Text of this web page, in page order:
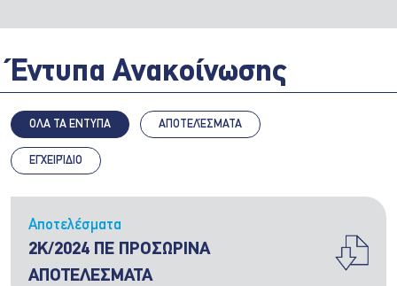
Έντυπα Ανακοίνωσης
ΟΛΑ ΤΑ ΕΝΤΥΠΑ ΑΠΟΤΕΛΈΣΜΑΤΑ
ΕΓΧΕΙΡΊΔΙΟ
Αποτελέσματα
2Κ/2024 ΠΕ ΠΡΟΣΩΡΙΝΑ
ΑΠΟΤΕΛΕΣΜΑΤΑ